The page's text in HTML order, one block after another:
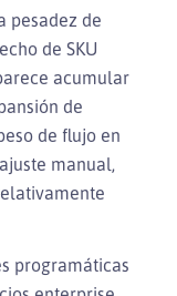
pesadez de
de SKU
acumular
de
de flujo en
manual,
programáticas